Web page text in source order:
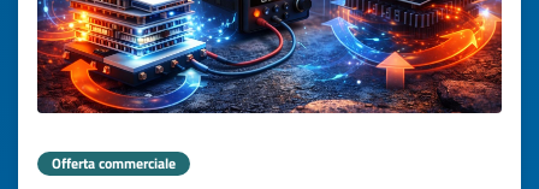
Offerta commerciale